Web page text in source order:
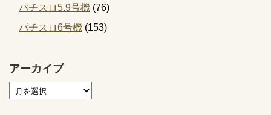
パチスロ5.9号機 (76)
パチスロ6号機 (153)
アーカイブ